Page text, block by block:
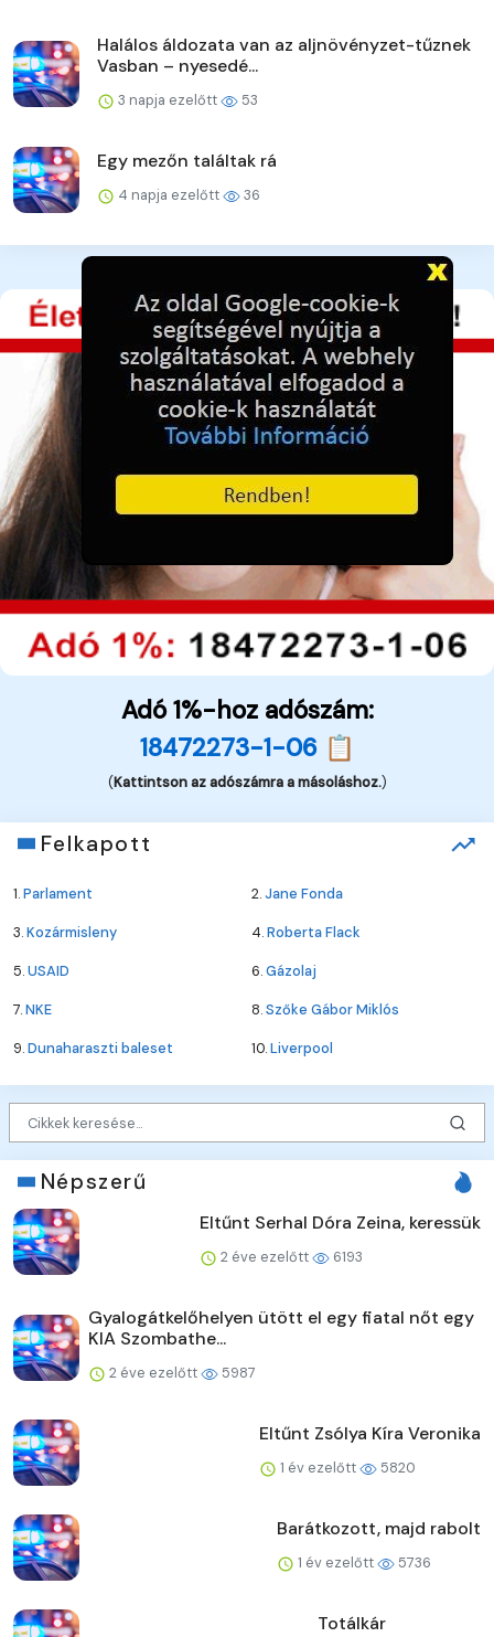
Halálos áldozata van az aljnövényzet-tűznek
Vasban – nyesedé...
3 napja ezelőtt 53
Egy mezőn találtak rá
4 napja ezelőtt 36
Adó 1%-hoz adószám:
18472273-1-06 📋
(Kattintson az adószámra a másoláshoz.)
Felkapott
1.Parlament 2.Jane Fonda
3.Kozármisleny 4.Roberta Flack
5.USAID 6.Gázolaj
7.NKE 8.Szőke Gábor Miklós
9.Dunaharaszti baleset 10.Liverpool
Népszerű
Eltűnt Serhal Dóra Zeina, keressük
2 éve ezelőtt 6193
Gyalogátkelőhelyen ütött el egy fiatal nőt egy
KIA Szombathe...
2 éve ezelőtt 5987
Eltűnt Zsólya Kíra Veronika
1 év ezelőtt 5820
Barátkozott, majd rabolt
1 év ezelőtt 5736
Totálkár